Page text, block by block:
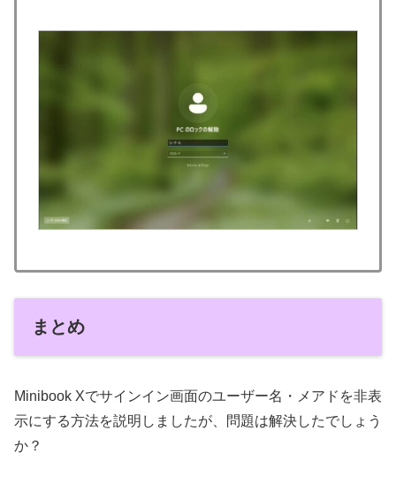
まとめ
Minibook Xでサインイン画面のユーザー名・メアドを非表
示にする方法を説明しましたが、問題は解決したでしょう
か？